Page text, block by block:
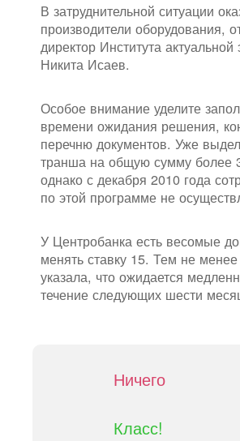
В затруднительной ситуации
производители оборудования,
директор Института актуальной
Никита Исаев.
Особое внимание уделите
времени ожидания решения,
перечню документов. Уже
транша на общую сумму более
однако с декабря 2010 года
по этой программе не
У Центробанка есть весомые
менять ставку 15. Тем не менее
указала, что ожидается
течение следующих шести
Ничего
Класс!